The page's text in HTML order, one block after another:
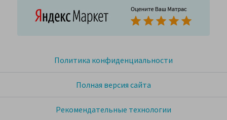
Политика конфиденциальности
Полная версия сайта
Рекомендательные технологии